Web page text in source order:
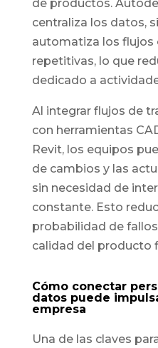
de productos.
centraliza los datos,
automatiza los flujos
repetitivas, lo que
dedicado a
Al integrar flujos de
con herramientas
Revit, los equipos
de cambios y las
sin necesidad de
constante. Esto
probabilidad de
calidad del producto
Cómo conectar
datos puede
empresa
Una de las claves